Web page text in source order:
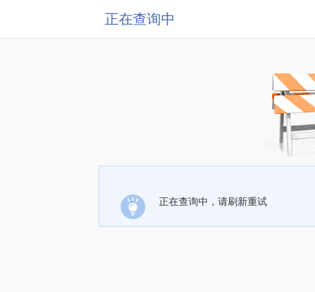
正在查询中
正在查询中，请刷新重试